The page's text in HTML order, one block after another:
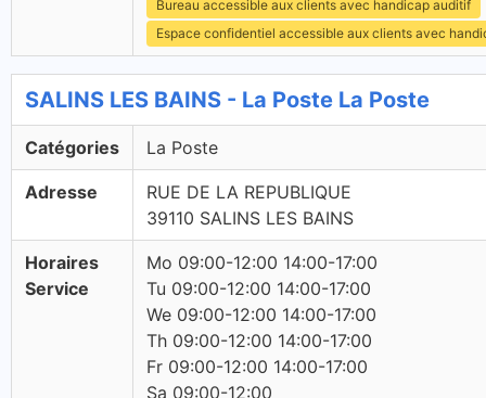
Bureau accessible aux clients avec handicap auditif
Espace confidentiel accessible aux clients avec
SALINS LES BAINS - La Poste La Poste
Catégories La Poste
Adresse
RUE DE LA REPUBLIQUE
39110 SALINS LES BAINS
Horaires
Service
Mo 09:00-12:00 14:00-17:00
Tu 09:00-12:00 14:00-17:00
We 09:00-12:00 14:00-17:00
Th 09:00-12:00 14:00-17:00
Fr 09:00-12:00 14:00-17:00
Sa 09:00-12:00